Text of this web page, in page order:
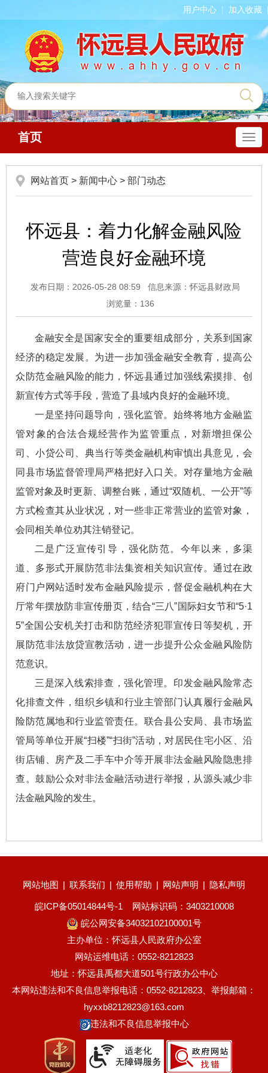
用户中心 加入收藏
导
航
首页
网站首页 > 新闻中心 > 部门动态
怀远县：着力化解金融风险
营造良好金融环境
发布日期：2026-05-28 08:59
信息来源：怀远县财政局
浏览量： 136
金融安全是国家安全的重要组成部分，关系到国家
经济的稳定发展。为进一步加强金融安全教育，提高公
众防范金融风险的能力，怀远县通过加强线索摸排、创
新宣传方式等手段，营造了县域内良好的金融环境。
一是坚持问题导向，强化监管。始终将地方金融监
管对象的合法合规经营作为监管重点，对新增担保公
司、小贷公司、典当行等类金融机构审慎出具意见，会
同县市场监督管理局严格把好入口关。对存量地方金融
监管对象及时更新、调整台账，通过“双随机、一公开”等
方式检查其从业状况，对一些非正常营业的监管对象，
会同相关单位劝其注销登记。
二是广泛宣传引导，强化防范。今年以来，多渠
道、多形式开展防范非法集资相关知识宣传。通过在政
府门户网站适时发布金融风险提示，督促金融机构在大
厅常年摆放防非宣传册页，结合“三八”国际妇女节和“5·1
5”全国公安机关打击和防范经济犯罪宣传日等契机，开
展防范非法放贷宣教活动，进一步提升公众金融风险防
范意识。
三是深入线索排查，强化管理。印发金融风险常态
化排查文件，组织乡镇和行业主管部门认真履行金融风
险防范属地和行业监管责任。联合县公安局、县市场监
管局等单位开展“扫楼”“扫街”活动，对居民住宅小区、沿
街店铺、房产及二手车中介等开展非法金融风险隐患排
查。鼓励公众对非法金融活动进行举报，从源头减少非
法金融风险的发生。
网站地图 | 联系我们 | 使用帮助 | 网站声明 | 隐私声明
皖ICP备05014844号-1
网站标识码：3403210008
皖公网安备34032102100001号
主办单位：怀远县人民政府办公室
网站运维电话：0552-8212823
地址：怀远县禹都大道501号行政办公中心
本网站违法和不良信息举报电话：0552-8212823、举报邮箱：
hyxxb8212823@163.com
违法和不良信息举报中心